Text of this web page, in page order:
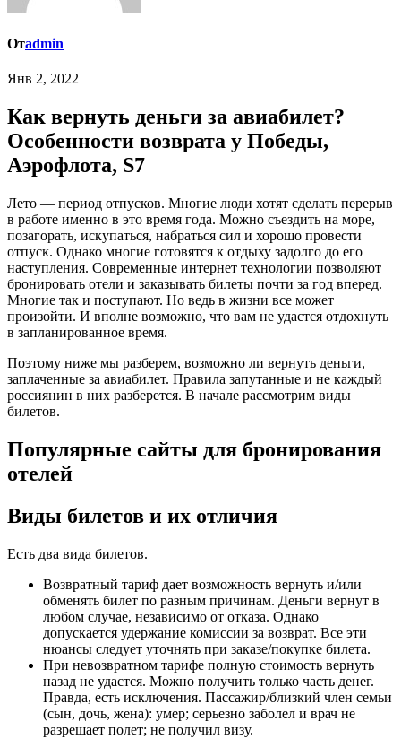
Отadmin
Янв 2, 2022
Как вернуть деньги за авиабилет?
Особенности возврата у Победы,
Аэрофлота, S7
Лето — период отпусков. Многие люди хотят сделать перерыв
в работе именно в это время года. Можно съездить на море,
позагорать, искупаться, набраться сил и хорошо провести
отпуск. Однако многие готовятся к отдыху задолго до его
наступления. Современные интернет технологии позволяют
бронировать отели и заказывать билеты почти за год вперед.
Многие так и поступают. Но ведь в жизни все может
произойти. И вполне возможно, что вам не удастся отдохнуть
в запланированное время.
Поэтому ниже мы разберем, возможно ли вернуть деньги,
заплаченные за авиабилет. Правила запутанные и не каждый
россиянин в них разберется. В начале рассмотрим виды
билетов.
Популярные сайты для бронирования
отелей
Виды билетов и их отличия
Есть два вида билетов.
Возвратный тариф дает возможность вернуть и/или
обменять билет по разным причинам. Деньги вернут в
любом случае, независимо от отказа. Однако
допускается удержание комиссии за возврат. Все эти
нюансы следует уточнять при заказе/покупке билета.
При невозвратном тарифе полную стоимость вернуть
назад не удастся. Можно получить только часть денег.
Правда, есть исключения. Пассажир/близкий член семьи
(сын, дочь, жена): умер; серьезно заболел и врач не
разрешает полет; не получил визу.